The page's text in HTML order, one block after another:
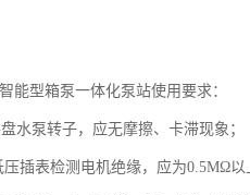
能型箱泵一体化泵站使用要求：
水泵转子，应无摩擦、卡滞现象；
压插表检测电机绝缘，应为0.5MΩ以